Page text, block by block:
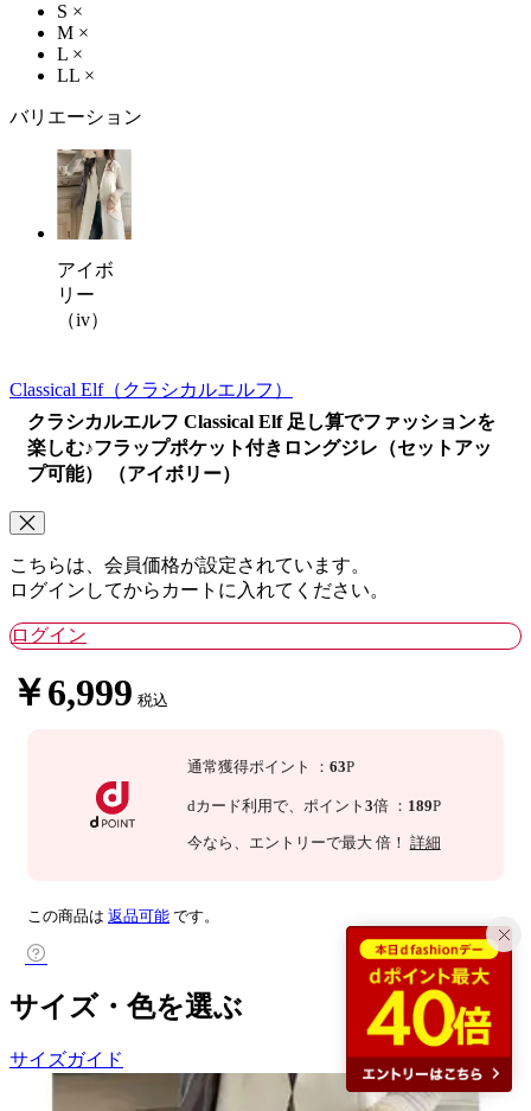
S ×
M ×
L ×
LL ×
バリエーション
アイボ
リー
（iv）
Classical Elf（クラシカルエルフ）
クラシカルエルフ Classical Elf 足し算でファッションを
楽しむ♪フラップポケット付きロングジレ（セットアッ
プ可能） （アイボリー）
こちらは、会員価格が設定されています。
ログインしてからカートに入れてください。
ログイン
￥6,999 税込
通常獲得ポイント ： 63P
dカード利用で、 ポイント 3倍 ： 189P
今なら 、エントリーで最大 倍！ 詳細
この商品は 返品可能 です。
サイズ・色を選ぶ
サイズガイド